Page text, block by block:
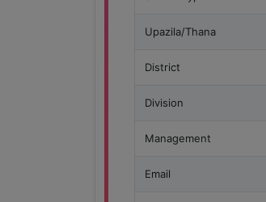
Upazila/Thana
District
Division
Management
Email